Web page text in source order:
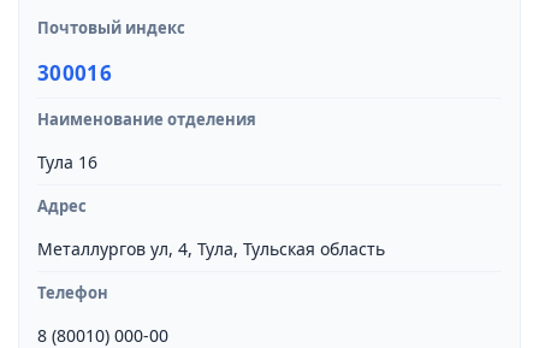
Почтовый индекс
300016
Наименование отделения
Тула 16
Адрес
Металлургов ул, 4, Тула, Тульская область
Телефон
8 (80010) 000-00